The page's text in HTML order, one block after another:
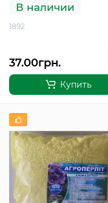
В наличии
1892
37.00грн.
Купить